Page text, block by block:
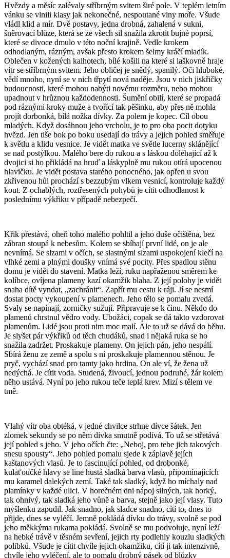
Hvězdy a měsíc zalévaly stříbrným svitem širé pole. V teplém letním
vánku se vlnili klasy jak nekonečné, nespoutané vlny moře. Všude
vládl klid a mír. Dvě postavy, jedna drobná, zahalená v sukni,
šněrovací blůze, která se ze všech sil snažila zkrotit bujné poprsí,
které se divoce dmulo v této noční krajině. Vedle krokem
odhodlaným, rázným, avšak přesto krokem šelmy kráčí mladík.
Oblečen v kožených kalhotech, bílé košili na které si laškovně hraje
vítr se stříbrným svitem. Jeho obličej je snědý, spanilý. Oči hluboké,
vědí mnoho, nyní se v nich třpytí nová naděje. Jsou v nich jiskřičky
budoucnosti, které mohou nabýti novému rozměru, nebo mohou
upadnout v hrůznou každodennosti. Šumění obilí, které se propadá
pod ráznými kroky muže a tvořící tak pěšinku, aby přes ně mohla
projít dorbonká, bílá nožka dívky. Za polem je kopec. Cíl obou
mladých. Když dosáhnou jeho vrcholu, je to pro oba pocit dotyku
hvězd. Jen tiše bok po boku usedají do trávy a jejich pohled směřuje
k světlu a klidu vesnice. Je vidět matka ve světle lucerny sklánějící
se nad postýlkou. Malého bere do rukou a s láskou doléhající až k
dvojici si ho přikládá na hruď a láskyplně mu rukou otírá upocenou
hlavičku. Je vidět postava starého ponocného, jak opřen u svou
zkřivenou hůl prochází s bezzubým vlkem vesnicí, kontroluje každý
kout. Z ochablých, roztřesených pohybů je cítit odhodlanost k
poslednímu výkřiku v případě nebezpečí.
Křik přestává, oheň toho malého pohltil a jeho duše očištěna, bez
zábran stoupá k nebesům. Kolem se sbíhají první lidé, on je ale
nevnímá. Se slzami v očích, se slastnými slzami uspokojení klečí na
vlhké zemi a plnými doušky vnímá své pocity. Přes spadlou stěnu
domu je vidět do stavení. Matka leží, ruku napřaženou směrem ke
kolíbce, ovíjena plameny kazí okamžik blaha. Z její polohy je vidět
snaha dítě vyndat, „zachránit“. Zapřít mu cestu k ráji. Jí se nesmí
dostat pocty vykoupení v plamenech. Jeho tělo se pomalu zvedá.
Svaly se napínají, zorničky sužují. Připravuje se k činu. Někdo do
plamenů chrstnul vědro vody. Ubožáci, copak se dá takto vzdorovat
plamenům. Lidé jsou proti nim moc malí. Ale to už se dává do běhu.
Je slyšet pár výkřiků od těch chudáků, snad i nějaká ruka se ho
snažila zadržet. Proskakuje plameny. On jejich pán, jeho nespálí.
Sbírá ženu ze země a spolu s ní proskakuje plamennou stěnou. Je
pryč, vychází snad pro tamty jako hrdina. On ale ví, že žena už
nedýchá. Je cítit voda. Studená, živoucí, jednou podruhé, žár kolem
něho ustává. Nyní po jeho rukou teče teplá krev. Mizí s tělem ve
tmě.
Vlahý vítr oba obtéká, v jedné chvilce strhne dívce šátek. Jen
zlomek sekundy se po něm dívka smutně podívá. To už se střetává
její pohled s jeho. V jeho očích čte: „Neboj, pro tebe jich takových
snesu spousty“. Jeho pohled pomalu sjede k záplavě jejích
kaštanových vlasů. Je to fascinující pohled, od drobonké,
kulaťoučké hlavy se line hustá sladká barva vlasů, připomínajících
mu karamel dalekých zemí. Také tak sladký, když ho míchaly nad
plamínky v každé ulici. V horečném dni nápoj silných, tak horký,
tak ohnivý, tak sladká jeho vůně a barva, stejně jako její vlasy. Tuto
myšlenku zapudil. Jak snadno, jak sladce snadno, cítí to, dnes to
přijde, dnes se vyléčí. Jemně pokládá dívku do trávy, svolně se pod
jeho měkkýma rukama pokládá. Svolně se mu podvoluje, nyní leží
na hebké trávě v těsném sevření, jejich rty podlehly kouzlu sladkých
polibků. Všude je cítit chvíle jejich okamžiku, cítí ji tak intenzivně,
chvíle jeho vyléčení, ale to pomalu drobný pásek od blůzky